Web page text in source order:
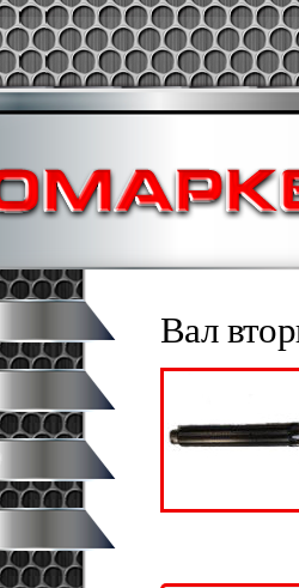
Вал